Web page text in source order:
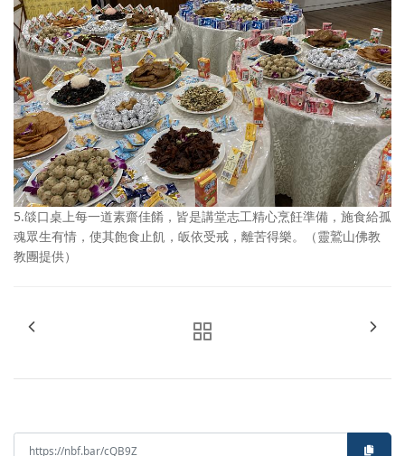
5.燄口桌上每一道素齋佳餚，皆是講堂志工精心烹飪準備，施食給孤
魂眾生有情，使其飽食止飢，皈依受戒，離苦得樂。（靈鷲山佛教
教團提供）